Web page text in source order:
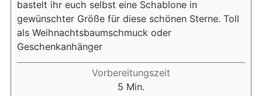
bastelt ihr euch selbst eine Schablone in
gewünschter Größe für diese schönen Sterne. Toll
als Weihnachtsbaumschmuck oder
Geschenkanhänger
Vorbereitungszeit
5 Minuten
Min.